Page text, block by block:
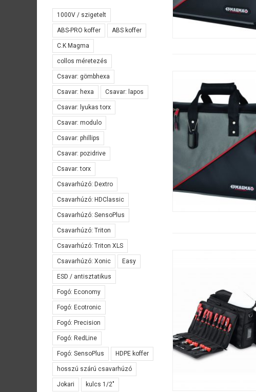
1000V / szigetelt
ABS-PRO koffer ABS koffer
C.K Magma
collos méretezés
Csavar: gömbhexa
Csavar: hexa Csavar: lapos
Csavar: lyukas torx
Csavar: modulo
Csavar: phillips
Csavar: pozidrive
Csavar: torx
Csavarhúzó: Dextro
Csavarhúzó: HDClassic
Csavarhúzó: SensoPlus
Csavarhúzó: Triton
Csavarhúzó: Triton XLS
Csavarhúzó: Xonic Easy
ESD / antisztatikus
Fogó: Economy
Fogó: Ecotronic
Fogó: Precision
Fogó: RedLine
Fogó: SensoPlus HDPE koffer
hosszú szárú csavarhúzó
Jokari kulcs 1/2"